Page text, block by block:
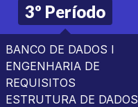
3º Período
BANCO DE DADOS I
ENGENHARIA DE
REQUISITOS
ESTRUTURA DE DADOS